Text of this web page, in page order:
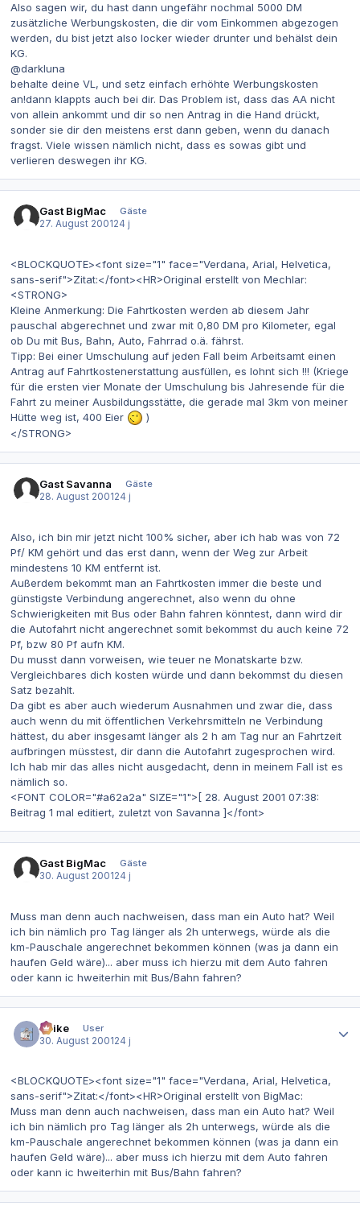
Also sagen wir, du hast dann ungefähr nochmal 5000 DM
zusätzliche Werbungskosten, die dir vom Einkommen abgezogen
werden, du bist jetzt also locker wieder drunter und behälst dein
KG.
@darkluna
behalte deine VL, und setz einfach erhöhte Werbungskosten
an!dann klappts auch bei dir. Das Problem ist, dass das AA nicht
von allein ankommt und dir so nen Antrag in die Hand drückt,
sonder sie dir den meistens erst dann geben, wenn du danach
fragst. Viele wissen nämlich nicht, dass es sowas gibt und
verlieren deswegen ihr KG.
Gast BigMac
Gäste
27. August 2001 24 j
<BLOCKQUOTE><font size="1" face="Verdana, Arial, Helvetica,
sans-serif">Zitat:</font><HR>Original erstellt von Mechlar:
<STRONG>
Kleine Anmerkung: Die Fahrtkosten werden ab diesem Jahr
pauschal abgerechnet und zwar mit 0,80 DM pro Kilometer, egal
ob Du mit Bus, Bahn, Auto, Fahrrad o.ä. fährst.
Tipp: Bei einer Umschulung auf jeden Fall beim Arbeitsamt einen
Antrag auf Fahrtkostenerstattung ausfüllen, es lohnt sich !!! (Kriege
für die ersten vier Monate der Umschulung bis Jahresende für die
Fahrt zu meiner Ausbildungsstätte, die gerade mal 3km von meiner
Hütte weg ist, 400 Eier
)
</STRONG>
Gast Savanna
Gäste
28. August 2001 24 j
Also, ich bin mir jetzt nicht 100% sicher, aber ich hab was von 72
Pf/ KM gehört und das erst dann, wenn der Weg zur Arbeit
mindestens 10 KM entfernt ist.
Außerdem bekommt man an Fahrtkosten immer die beste und
günstigste Verbindung angerechnet, also wenn du ohne
Schwierigkeiten mit Bus oder Bahn fahren könntest, dann wird dir
die Autofahrt nicht angerechnet somit bekommst du auch keine 72
Pf, bzw 80 Pf aufn KM.
Du musst dann vorweisen, wie teuer ne Monatskarte bzw.
Vergleichbares dich kosten würde und dann bekommst du diesen
Satz bezahlt.
Da gibt es aber auch wiederum Ausnahmen und zwar die, dass
auch wenn du mit öffentlichen Verkehrsmitteln ne Verbindung
hättest, du aber insgesamt länger als 2 h am Tag nur an Fahrtzeit
aufbringen müsstest, dir dann die Autofahrt zugesprochen wird.
Ich hab mir das alles nicht ausgedacht, denn in meinem Fall ist es
nämlich so.
<FONT COLOR="#a62a2a" SIZE="1">[ 28. August 2001 07:38:
Beitrag 1 mal editiert, zuletzt von Savanna ]</font>
Gast BigMac
Gäste
30. August 2001 24 j
Muss man denn auch nachweisen, dass man ein Auto hat? Weil
ich bin nämlich pro Tag länger als 2h unterwegs, würde als die
km-Pauschale angerechnet bekommen können (was ja dann ein
haufen Geld wäre)... aber muss ich hierzu mit dem Auto fahren
oder kann ic hweiterhin mit Bus/Bahn fahren?
Spike
User
30. August 200124 j
<BLOCKQUOTE><font size="1" face="Verdana, Arial, Helvetica,
sans-serif">Zitat:</font><HR>Original erstellt von BigMac:
Muss man denn auch nachweisen, dass man ein Auto hat? Weil
ich bin nämlich pro Tag länger als 2h unterwegs, würde als die
km-Pauschale angerechnet bekommen können (was ja dann ein
haufen Geld wäre)... aber muss ich hierzu mit dem Auto fahren
oder kann ic hweiterhin mit Bus/Bahn fahren?